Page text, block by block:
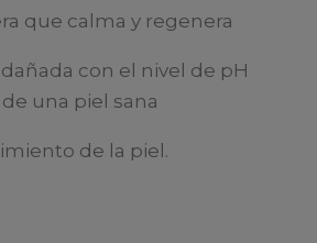
que calma y regenera
con el nivel de pH
una piel sana
de la piel.